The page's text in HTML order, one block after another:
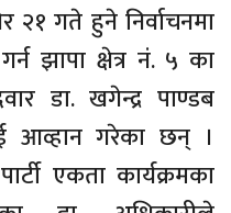
२१ गते हुने निर्वाचनमा
झापा क्षेत्र नं. ५ का
डा. खगेन्द्र पाण्डब
आव्हान गरेका छन् ।
एकता कार्यक्रमका